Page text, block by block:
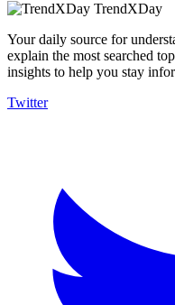
TrendXDay
Your daily source for
explain the most searched
insights to help you stay
Twitter